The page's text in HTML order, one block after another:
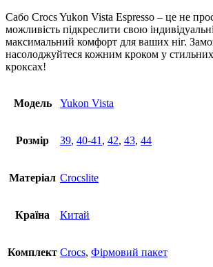
Сабо Crocs Yukon Vista Espresso – це не
можливість підкреслити свою
максимальний комфорт для ваших ніг.
насолоджуйтеся кожним кроком у
кроксах!
Модель Yukon Vista
Розмір 39, 40-41 , 42, 43, 44
Матеріал Crocslite
Країна Китай
Комплект Crocs, Фірмовий пакет